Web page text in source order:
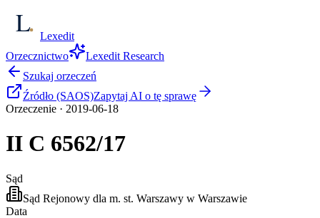
Lexedit
Orzecznictwo
Lexedit Research
Szukaj orzeczeń
Źródło (SAOS)Zapytaj AI o tę sprawę
Orzeczenie · 2019-06-18
II C 6562/17
Sąd
Sąd Rejonowy dla m. st. Warszawy w Warszawie
Data